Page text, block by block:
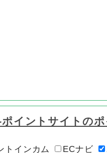
ポイントサイトの
トインカム ECナビ